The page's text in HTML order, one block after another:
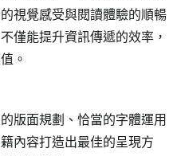
視覺感受與閱讀體驗的順暢
僅能提升資訊傳遞的效率，
。
版面規劃、恰當的字體運用
內容打造出最佳的呈現方